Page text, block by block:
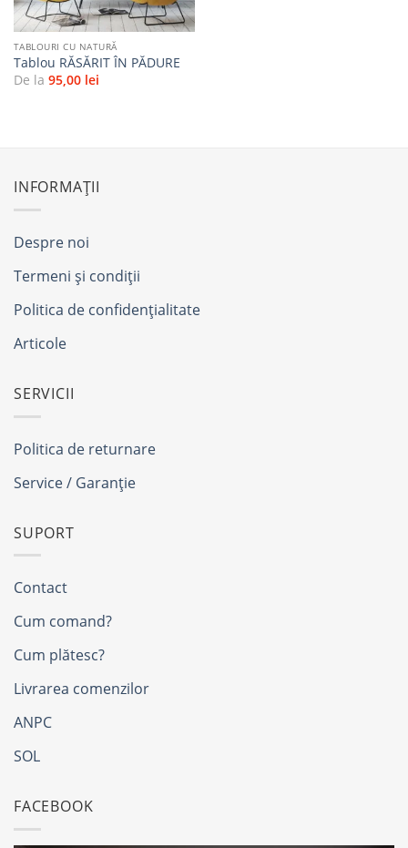
TABLOURI CU NATURĂ
Tablou RĂSĂRIT ÎN PĂDURE
De la 95,00 lei
INFORMAȚII
Despre noi
Termeni și condiții
Politica de confidențialitate
Articole
SERVICII
Politica de returnare
Service / Garanție
SUPORT
Contact
Cum comand?
Cum plătesc?
Livrarea comenzilor
ANPC
SOL
FACEBOOK